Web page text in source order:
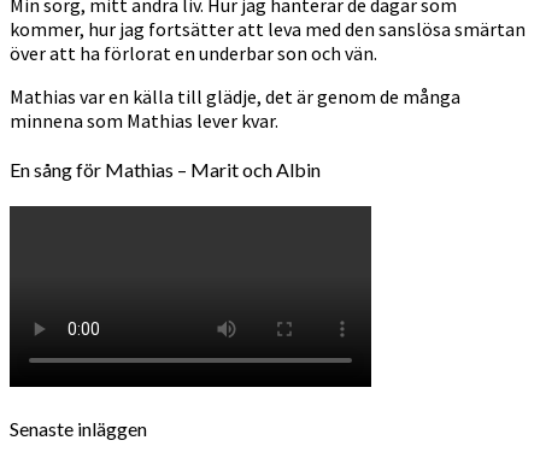
kommer, hur jag fortsätter att leva med den sanslösa smärtan
över att ha förlorat en underbar son och vän.
Mathias var en källa till glädje, det är genom de många
minnena som Mathias lever kvar.
En sång för Mathias – Marit och Albin
Senaste inläggen